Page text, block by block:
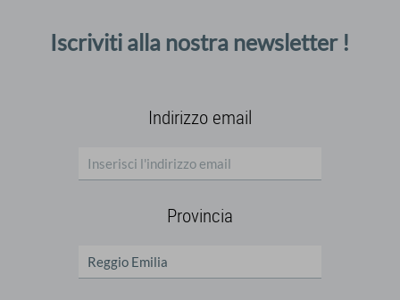
Iscriviti alla nostra newsletter !
Indirizzo email
Provincia